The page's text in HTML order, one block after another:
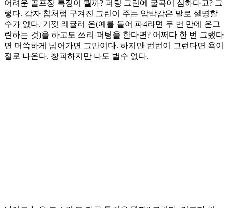
어려운 골프장 특징이 뭘까? 퍼팅 그린에 굴곡이 심하다고? 그
렇다. 감자 칩처럼 구겨진 그린이 주는 압박감은 말로 설명할
수가 없다. 기껏 레귤러 온(예를 들어 파4라면 두 번 만에 온그
린하는 것)을 하고도 쓰리 퍼팅을 한다면? 어쩌다 한 번 그랬다
면 머쓱하게 넘어가면 그만이다. 하지만 번번이 그런다면 욕이
절로 나온다. 창피하지만 나도 별수 없다.